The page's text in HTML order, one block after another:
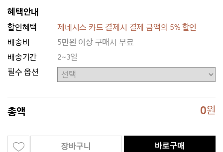
혜택안내
할인혜택
제네시스 카드 결제시 결제 금액의 5% 할인
배송비
5만원 이상 구매시 무료
배송기간
2~3일
필수 옵션
총액 0원
장바구니 바로구매